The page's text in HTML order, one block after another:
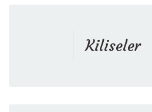
Kiliseler